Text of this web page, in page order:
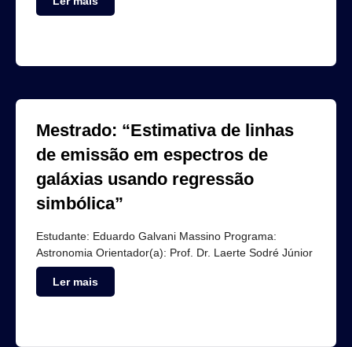
Mestrado: “Estimativa de linhas
de emissão em espectros de
galáxias usando regressão
simbólica”
Estudante: Eduardo Galvani Massino Programa:
Astronomia Orientador(a): Prof. Dr. Laerte Sodré Júnior
Ler mais